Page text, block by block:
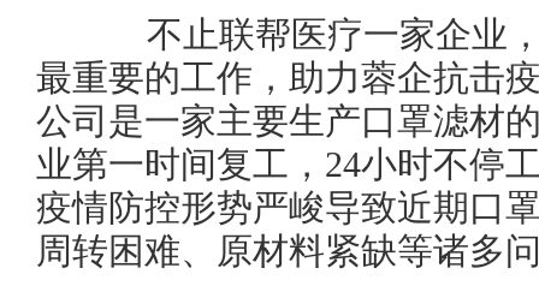
不止联帮医疗一家企业，
最重要的工作，助力蓉企抗击
公司是一家主要生产口罩滤材
业第一时间复工，24小时不停
疫情防控形势严峻导致近期口
周转困难、原材料紧缺等诸多